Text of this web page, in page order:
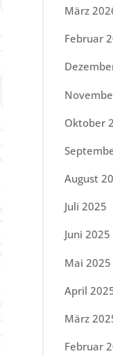
März
Februar
Oktober
August
Juli 2025
Juni 2025
Mai 2025
April
März
Februar